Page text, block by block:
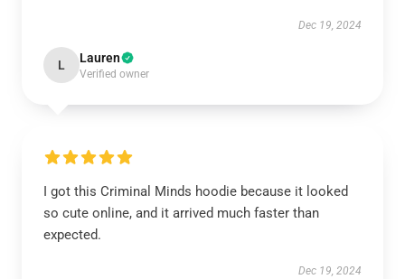
Dec 19, 2024
L Lauren
Verified owner
I got this Criminal Minds hoodie because it looked
so cute online, and it arrived much faster than
expected.
Dec 19, 2024